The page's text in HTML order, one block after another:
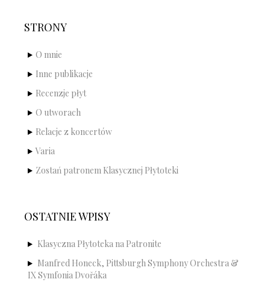
STRONY
O mnie
Inne publikacje
Recenzje płyt
O utworach
Relacje z koncertów
Varia
Zostań patronem Klasycznej Płytoteki
OSTATNIE WPISY
Klasyczna Płytoteka na Patronite
Manfred Honeck, Pittsburgh Symphony Orchestra &
IX Symfonia Dvořáka